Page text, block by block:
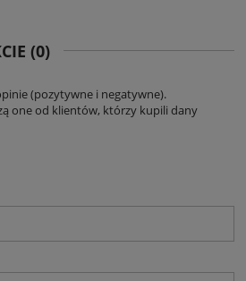
(0)
(pozytywne i negatywne).
one od klientów, którzy kupili dany